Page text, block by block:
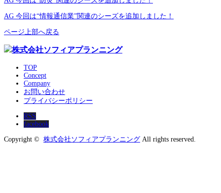
AG 今回は“情報通信業”関連のシーズを追加しました！
ページ上部へ戻る
TOP
Concept
Company
お問い合わせ
プライバシーポリシー
RSS
facebook
Copyright © 株式会社ソフィアプランニング All rights reserved.